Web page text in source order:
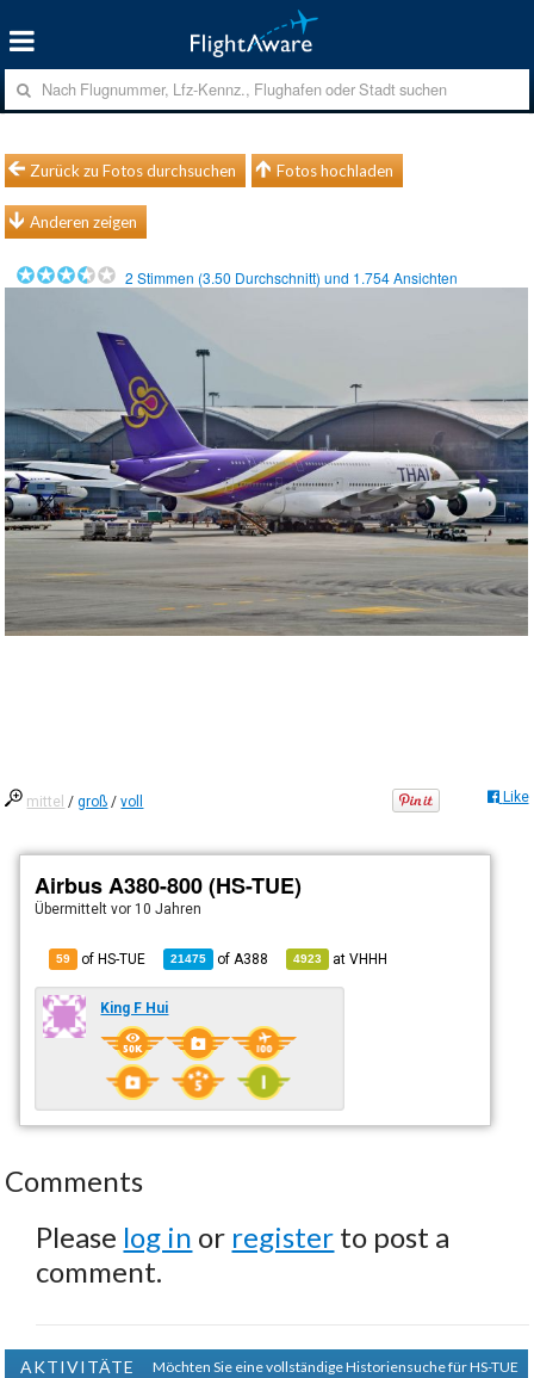
Zurück zu Fotos durchsuchen Fotos hochladen
Anderen zeigen
2 Stimmen (3.50 Durchschnitt) und 1.754Ansichten
mittel /groß /voll Like
Airbus A380-800 (HS-TUE)
Übermitteltvor 10 Jahren
59 of HS-TUE 21475 of A388 4923 atVHHH
King F Hui
Comments
Please log in or register to post a
comment.
AKTIVITÄTE
Möchten Sie eine vollständige Historiensuche für HS-TUE